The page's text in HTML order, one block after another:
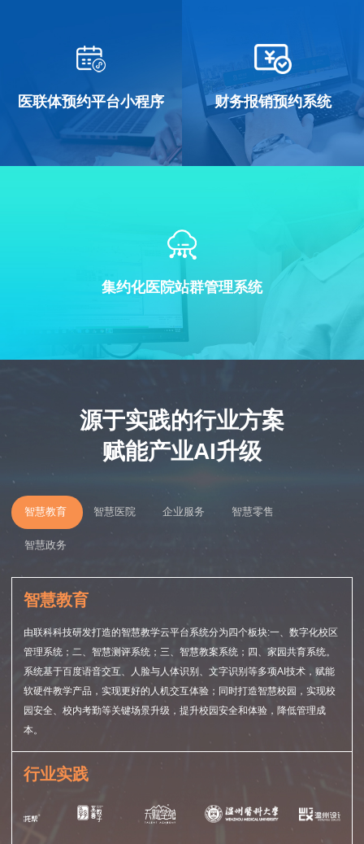
医联体预约平台小程序 财务报销预约系统
集约化医院站群管理系统
源于实践的行业方案
赋能产业AI升级
智慧教育 智慧医院 企业服务 智慧零售
智慧政务
智慧教育
由联科科技研发打造的智慧教学云平台系统分为四个板块:一、数字化校区
管理系统；二、智慧测评系统；三、智慧教案系统；四、家园共育系统。
系统基于百度语音交互、人脸与人体识别、文字识别等多项AI技术，赋能
软硬件教学产品，实现更好的人机交互体验；同时打造智慧校园，实现校
园安全、校内考勤等关键场景升级，提升校园安全和体验，降低管理成
本。
行业实践